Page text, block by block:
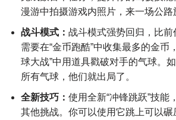
漫游中拍摄游戏内照片，来一场公路
战斗模式： 战斗模式强势回归，比
需要在“金币跑酷”中收集最多的金币
球大战”中用道具戳破对手的气球。
所有气球，他们就出局了。
全新技巧： 使用全新“冲锋跳跃”技能
其他挑战。你可以使用它跳上可以